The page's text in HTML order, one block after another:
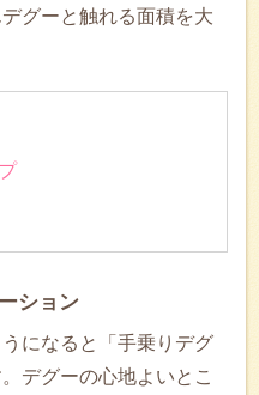
グーと触れる面積を大
ション
になると「手乗りデグ
デグーの心地よいとこ